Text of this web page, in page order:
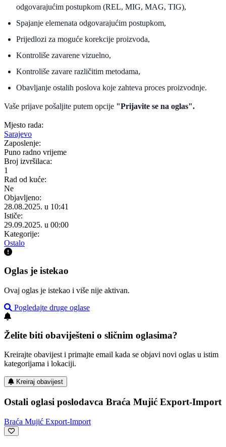
odgovarajućim postupkom (REL, MIG, MAG, TIG),
Spajanje elemenata odgovarajućim postupkom,
Prijedlozi za moguće korekcije proizvoda,
Kontroliše zavarene vizuelno,
Kontroliše zavare različitim metodama,
Obavljanje ostalih poslova koje zahteva proces proizvodnje.
Vaše prijave pošaljite putem opcije "Prijavite se na oglas".
Mjesto rada:
Sarajevo
Zaposlenje:
Puno radno vrijeme
Broj izvršilaca:
1
Rad od kuće:
Ne
Objavljeno:
28.08.2025. u 10:41
Ističe:
29.09.2025. u 00:00
Kategorije:
Ostalo
Oglas je istekao
Ovaj oglas je istekao i više nije aktivan.
Pogledajte druge oglase
Želite biti obaviješteni o sličnim oglasima?
Kreirajte obavijest i primajte email kada se objavi novi oglas u istim
kategorijama i lokaciji.
Kreiraj obavijest
Ostali oglasi poslodavca Braća Mujić Export-Import
Braća Mujić Export-Import